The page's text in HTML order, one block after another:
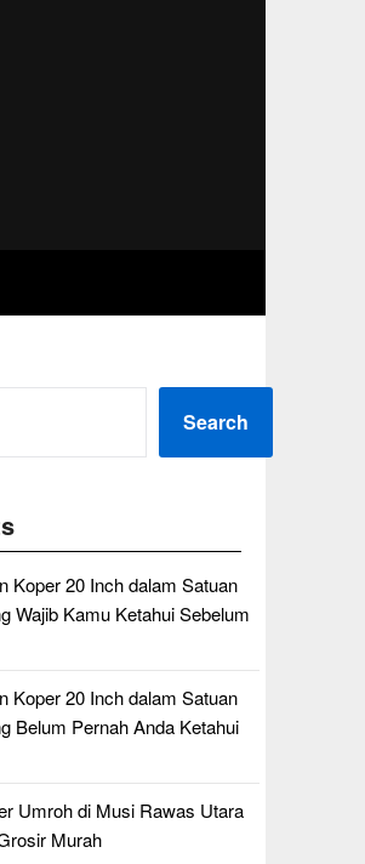
Search
Koper 20 Inch dalam Satuan
Wajib Kamu Ketahui Sebelum
Koper 20 Inch dalam Satuan
Belum Pernah Anda Ketahui
Umroh di Musi Rawas Utara
Murah